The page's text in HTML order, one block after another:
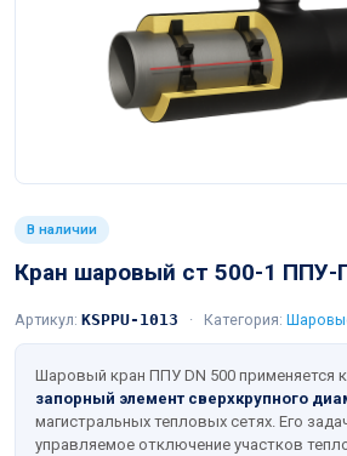
В наличии
Кран шаровый ст 500-1 ППУ-
Артикул: KSPPU-1013 · Категория:
Шаровый кран ППУ DN 500 применяется
запорный элемент сверхкрупного
магистральных тепловых сетях. Его
управляемое отключение участков